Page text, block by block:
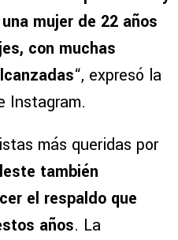
mujer de 22 años
con muchas
“, expresó la
Instagram.
más queridas por
también
el respaldo que
años. La